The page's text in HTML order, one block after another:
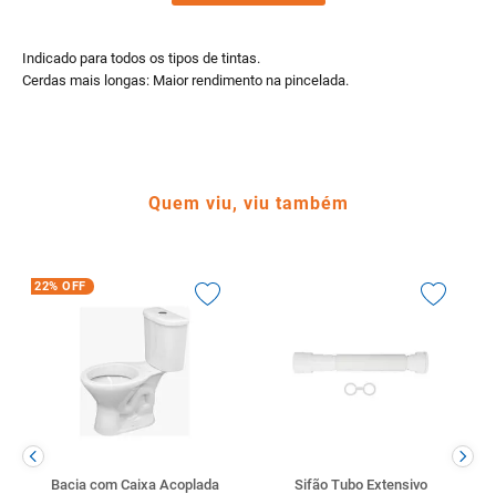
Indicado para todos os tipos de tintas.
Cerdas mais longas: Maior rendimento na pincelada.
Quem viu, viu também
22% OFF
Bacia com Caixa Acoplada
Sifão Tubo Extensivo